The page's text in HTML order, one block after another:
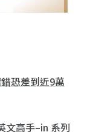
恐差到近9萬
文高手–in 系列